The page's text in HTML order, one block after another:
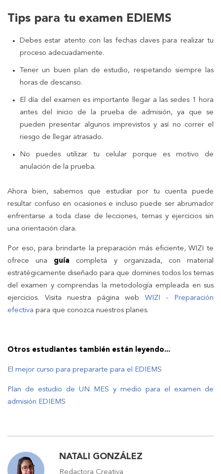
Tips para tu examen EDIEMS
Debes estar atento con las fechas claves para realizar tu
proceso adecuadamente.
Tener un buen plan de estudio, respetando siempre las
horas de descanso.
El día del examen es importante llegar a las sedes 1 hora
antes del inicio de la prueba de admisión, ya que se
pueden presentar algunos imprevistos y así no correr el
riesgo de llegar atrasado.
No puedes utilizar tu celular porque es motivo de
anulación de la prueba.
Ahora bien, sabemos que estudiar por tu cuenta puede
resultar confuso en ocasiones e incluso puede ser abrumador
enfrentarse a toda clase de lecciones, temas y ejercicios sin
una orientación clara.
Por eso, para brindarte la preparación más eficiente, WIZI te
ofrece una guía completa y organizada, con material
estratégicamente diseñado para que domines todos los temas
del examen y comprendas la metodología empleada en sus
ejercicios. Visita nuestra página web WIZI - Preparación
efectiva para que conozca nuestros planes.
Otros estudiantes también están leyendo...
El mejor curso para prepararte para el EDIEMS
Plan de estudio de UN MES y medio para el examen de
admisión EDIEMS
NATALI GONZÁLEZ
Redactora Creativa